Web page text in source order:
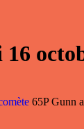
65P Gunn